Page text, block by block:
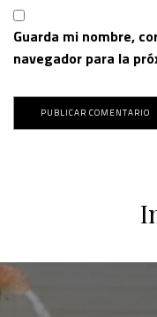
Guarda mi nombre,
navegador para la